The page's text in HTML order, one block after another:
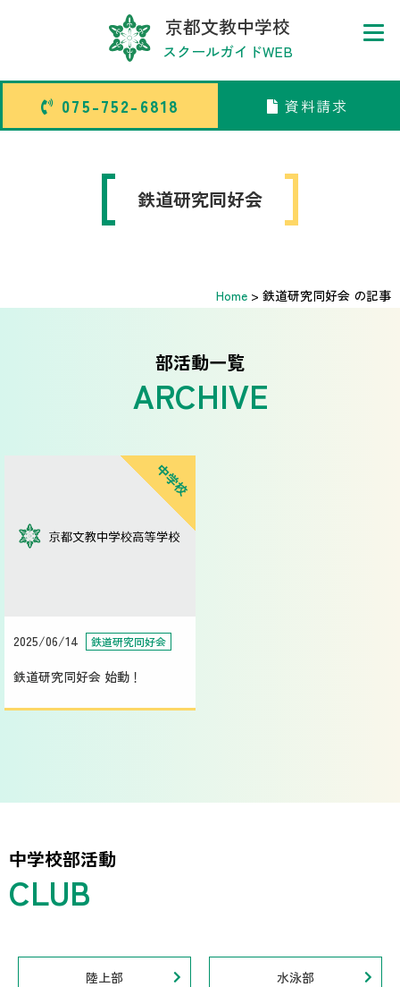
075-752-6818 資料請求
トップページ
卒業生メッセージ
京都文教中学校
スクールガイドWEB
075-752-6818 資料請求
鉄道研究同好会
Home > 鉄道研究同好会 の記事
部活動一覧
中学校
2025/06/14 鉄道研究同好会
鉄道研究同好会 始動！
中学校部活動
陸上部 水泳部